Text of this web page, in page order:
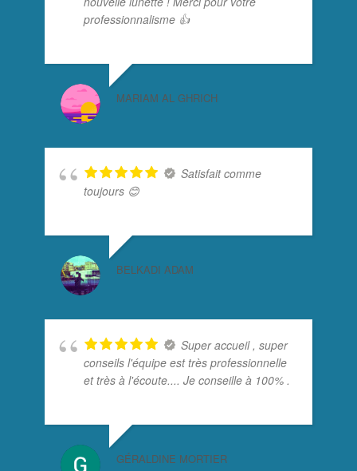
professionnalisme 👍
MARIAM AL GHRICH
Satisfait comme
toujours 😊
BELKADI ADAM
Super accueil , super
conseils l'équipe est très professionnelle
et très à l'écoute.... Je conseille à 100% .
GÉRALDINE MORTIER